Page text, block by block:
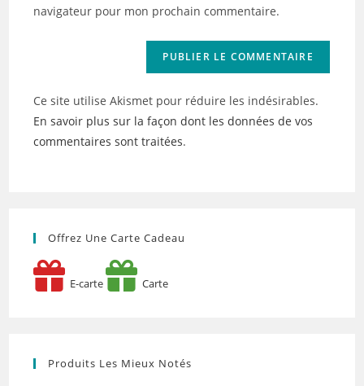
(facultatif)
navigateur pour mon prochain commentaire.
Ce site utilise Akismet pour réduire les indésirables.
En savoir plus sur la façon dont les données de vos
commentaires sont traitées.
Offrez Une Carte Cadeau
E-carte Carte
Produits Les Mieux Notés